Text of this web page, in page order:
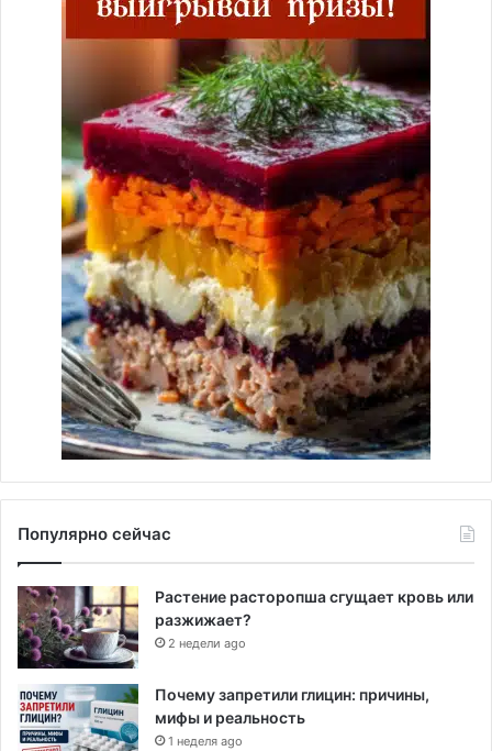
Популярно сейчас
Растение расторопша сгущает кровь или
разжижает?
2 недели ago
Почему запретили глицин: причины,
мифы и реальность
1 неделя ago